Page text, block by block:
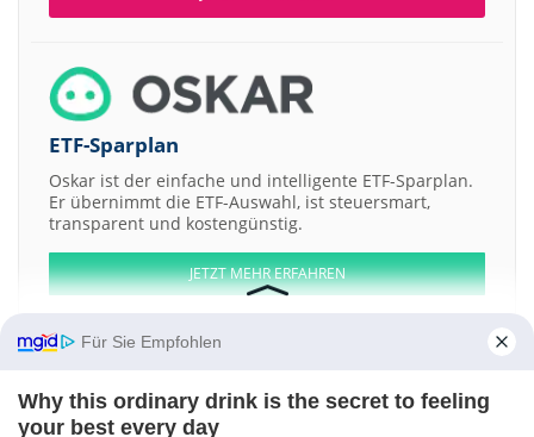
ETF-Sparplan
Oskar ist der einfache und intelligente ETF-Sparplan.
Er übernimmt die ETF-Auswahl, ist steuersmart,
transparent und kostengünstig.
JETZT MEHR ERFAHREN
Aktien ATX DAX EuroStoxx 50 Dow Jones NASDAQ 100 Nikkei 225
Für Sie Empfohlen
Why this ordinary drink is the secret to feeling
your best every day